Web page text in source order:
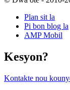
Plan sit la
Pi bon blog la
AMP Mobil
Kesyon?
Kontakte nou